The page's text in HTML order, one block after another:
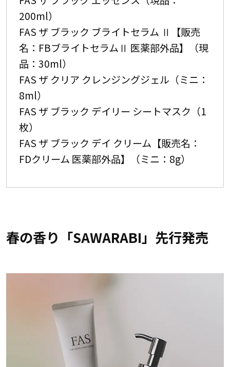
200ml）
FAS ザ ブラック ブライトセラム Ⅱ【販売
名：FBブライトセラムⅡ 医薬部外品】（現
品：30ml）
FAS ザ クリア クレンジングジェル（ミニ：
8ml）
FAS ザ ブラック デイリー シートマスク（1
枚）
FAS ザ ブラック デイ クリーム【販売名：
FDクリーム 医薬部外品】（ミニ：8g）
春の香り「SAWARABI」先行発売